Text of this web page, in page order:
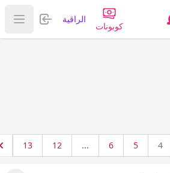
كوبونات
الراقية تسجيل
عرض
4
5
6
...
12
13